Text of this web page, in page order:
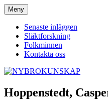
Hoppa
till
innehåll
NYBROKUNSKAP
Meny
Senaste inläggen
Släktforskning
Folkminnen
Kontakta oss
Hoppenstedt,